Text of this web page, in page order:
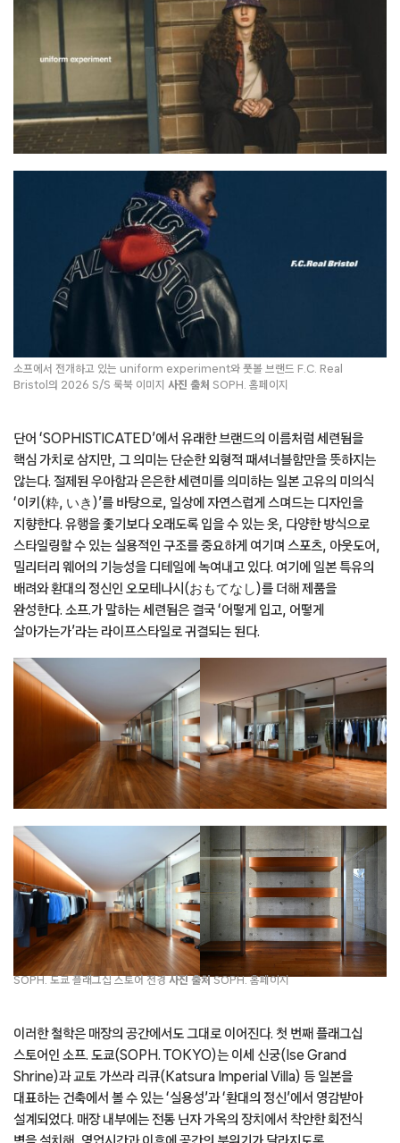
소프에서 전개하고 있는 uniform experiment와 풋볼 브랜드 F.C. Real
Bristol의 2026 S/S 룩북 이미지 사진 출처 SOPH. 홈페이지
단어 ‘SOPHISTICATED’에서 유래한 브랜드의 이름처럼 세련됨을
핵심 가치로 삼지만, 그 의미는 단순한 외형적 패셔너블함만을 뜻하지는
않는다. 절제된 우아함과 은은한 세련미를 의미하는 일본 고유의 미의식
‘이키(粋, いき)’를 바탕으로, 일상에 자연스럽게 스며드는 디자인을
지향한다. 유행을 좇기보다 오래도록 입을 수 있는 옷, 다양한 방식으로
스타일링할 수 있는 실용적인 구조를 중요하게 여기며 스포츠, 아웃도어,
밀리터리 웨어의 기능성을 디테일에 녹여내고 있다. 여기에 일본 특유의
배려와 환대의 정신인 오모테나시(おもてなし)를 더해 제품을
완성한다. 소프.가 말하는 세련됨은 결국 ‘어떻게 입고, 어떻게
살아가는가’라는 라이프스타일로 귀결되는 된다.
SOPH. 도쿄 플래그십 스토어 전경 사진 출처SOPH. 홈페이지
이러한 철학은 매장의 공간에서도 그대로 이어진다. 첫 번째 플래그십
스토어인 소프. 도쿄(SOPH. TOKYO)는 이세 신궁(Ise Grand
Shrine)과 교토 가쓰라 리큐(Katsura Imperial Villa) 등 일본을
대표하는 건축에서 볼 수 있는 ‘실용성’과 ‘환대의 정신’에서 영감받아
설계되었다. 매장 내부에는 전통 닌자 가옥의 장치에서 착안한 회전식
벽을 설치해, 영업시간과 이후에 공간의 분위기가 달라지도록